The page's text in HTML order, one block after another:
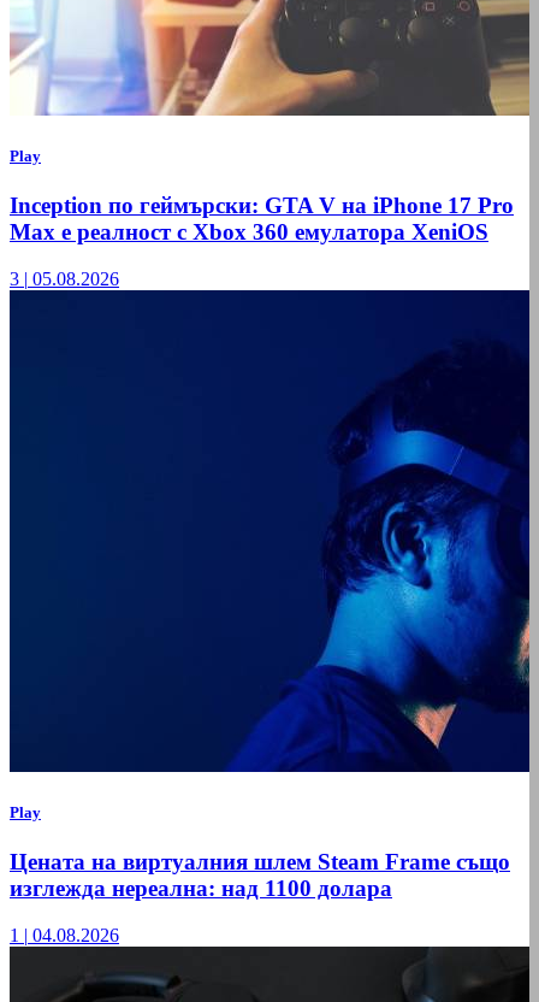
Play
Inception по геймърски: GTA V на iPhone 17 Pro
Max е реалност с Xbox 360 емулатора XeniOS
3 | 05.08.2026
Play
Цената на виртуалния шлем Steam Frame също
изглежда нереална: над 1100 долара
1 | 04.08.2026